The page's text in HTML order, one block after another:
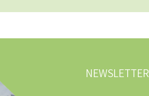
NEWSLETTER